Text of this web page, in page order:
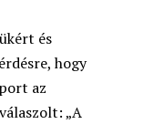
és
hogy
az
„A